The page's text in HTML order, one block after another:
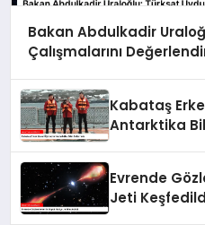
Bakan Abdulkadir
Çalışmalarını
Kabataş
Antarktika
Evrende
Jeti